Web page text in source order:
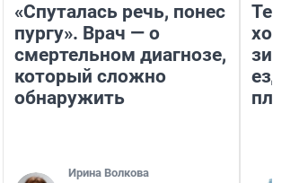
«Спуталась речь, понес
пургу». Врач — о
смертельном диагнозе,
который сложно
обнаружить
Ирина Волкова
ездит